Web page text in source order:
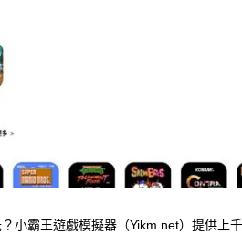
小霸王遊戲模擬器（Yikm.net）提供上